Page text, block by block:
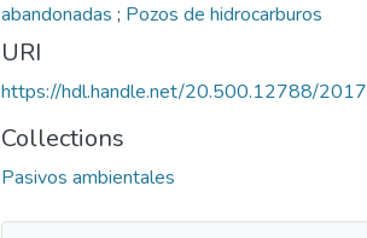
abandonadas ; Pozos de hidrocarburos
URI
https://hdl.handle.net/20.500.12788/2017
Collections
Pasivos ambientales